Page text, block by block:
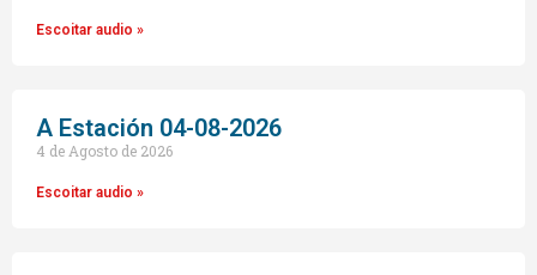
Escoitar audio »
A Estación 04-08-2026
4 de Agosto de 2026
Escoitar audio »